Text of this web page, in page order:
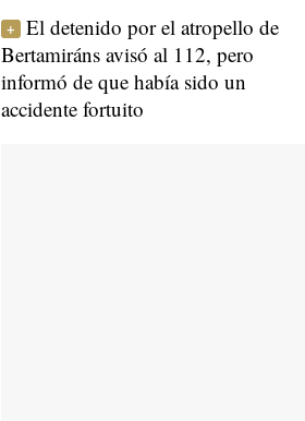
El detenido por el atropello de
Bertamiráns avisó al 112, pero
informó de que había sido un
accidente fortuito